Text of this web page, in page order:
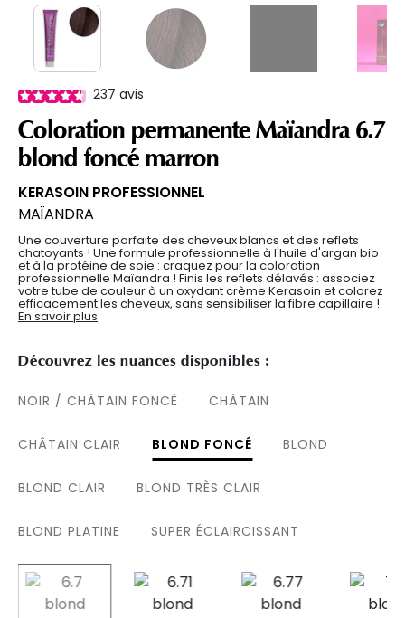
237 avis
Coloration permanente Maïandra 6.7
blond foncé marron
KERASOIN PROFESSIONNEL
MAÏANDRA
Une couverture parfaite des cheveux blancs et des reflets
chatoyants ! Une formule professionnelle à l'huile d'argan bio
et à la protéine de soie : craquez pour la coloration
professionnelle Maïandra ! Finis les reflets délavés : associez
votre tube de couleur à un oxydant crème Kerasoin et colorez
efficacement les cheveux, sans sensibiliser la fibre capillaire !
En savoir plus
Découvrez les nuances disponibles :
NOIR / CHÂTAIN FONCÉ CHÂTAIN
CHÂTAIN CLAIR BLOND FONCÉ BLOND
BLOND CLAIR BLOND TRÈS CLAIR
BLOND PLATINE SUPER ÉCLAIRCISSANT